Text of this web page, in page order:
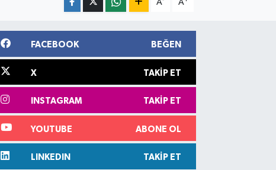
A A
FACEBOOK BEĞEN
X TAKIP ET
INSTAGRAM TAKIP ET
YOUTUBE ABONE OL
LINKEDIN TAKIP ET